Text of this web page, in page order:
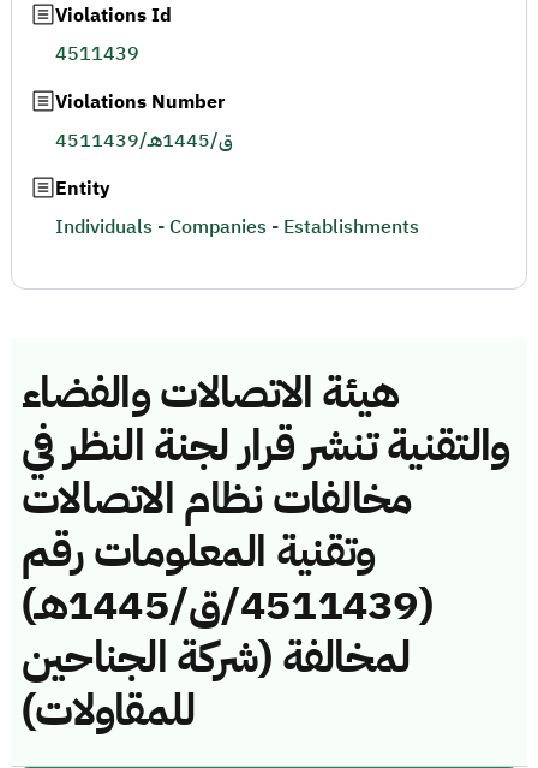
هيئة الاتصالات والفضاء
والتقنية تنشر قرار لجنة النظر في
مخالفات نظام الاتصالات
وتقنية المعلومات رقم
(4511439/ق/1445هـ)
لمخالفة (شركة الجناحين
للمقاولات)
Violations Id
4511439
Violations Number
4511439/ق/1445هـ
Entity
Individuals - Companies - Establishments